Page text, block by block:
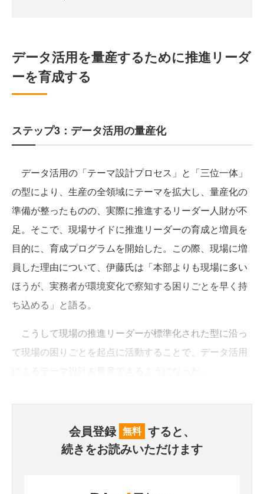
データ活用を量産するために推進リーダ
ーを育成する
ステップ3：データ活用の量産化
データ活用の「テーマ設計プロセス」と「三位一体」
の型により、生産の全領域にテーマを拡大し、量産化の
準備が整ったものの、実際に推進するリーダー人財が不
足。そこで、現場サイドに推進リーダーの育成と増員を
目的に、育成プログラムを開始した。この際、現場に増
員した理由について、伊藤氏は「本部よりも現場に多い
ほうが、実務者が環境変化で察知する困りごとを早く持
ち込める」と語る。
こうして現場の推進リーダーが標準化された型に沿っ
て現場の困りごとを起点に活動することで、データ活用
会員登録 無料 すると、
続きをお読みいただけます